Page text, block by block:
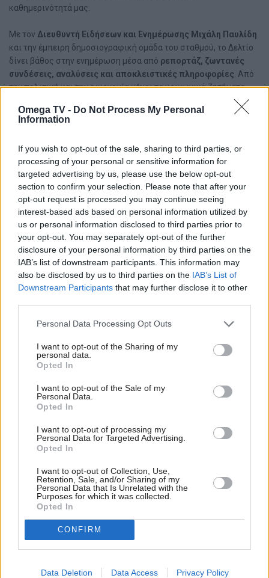
Omega TV - Do Not Process My Personal
Information
If you wish to opt-out of the sale, sharing to third parties, or
processing of your personal or sensitive information for
targeted advertising by us, please use the below opt-out
section to confirm your selection. Please note that after your
opt-out request is processed you may continue seeing
interest-based ads based on personal information utilized by
us or personal information disclosed to third parties prior to
your opt-out. You may separately opt-out of the further
disclosure of your personal information by third parties on the
IAB’s list of downstream participants. This information may
also be disclosed by us to third parties on the IAB’s List of
Downstream Participants that may further disclose it to other
Personal Data Processing Opt Outs
I want to opt-out of the Sharing of my
personal data.
Opted In
I want to opt-out of the Sale of my
Personal Data.
Opted In
I want to opt-out of processing my
Personal Data for Targeted Advertising.
Opted In
I want to opt-out of Collection, Use,
Retention, Sale, and/or Sharing of my
Personal Data that Is Unrelated with the
Purposes for which it was collected.
Opted In
CONFIRM
Data Deletion Data Access Privacy Policy
καθημερινότητά μας.
Με τον Διευθυντή Ειδήσεων και Ενημέρωσης Μιχάλη Παυλίδη
και την έμπειρη δημοσιογραφική ομάδα του σταθμού, το Δελτίο
δίνει βάθος στην ενημέρωση μέσα από ρεπορτάζ, ζωντανές
συνδέσεις, αναλύσεις και αποκλειστικές πληροφορίες . Από
την πολιτική και την οικονομία μέχρι τα κοινωνικά ζητήματα,
επικαιρότητας, κάθε είδηση παρουσιάζεται μετεκμηρίωση,
Το Omega News καταγράφει όλα τα γεγονότα, αναζητά την ουσία
πίσω από τις ειδήσεις, δίνει βήμα σε όλες τις πλευρές και θέτει
τα ερωτήματα που απασχολούν την κοινωνία.
Κάθε βράδυ στις 20:10. Η ενημέρωση που αξίζεις.
ΤΕΛΕΥΤΑΙΑ ΒΙΝΤΕΟ
05/08 21:10
OMEGA NEWS
03/08 21:10
ΜΑΡΙ ΜΕΡΟΣ Α'
02/08 22:30